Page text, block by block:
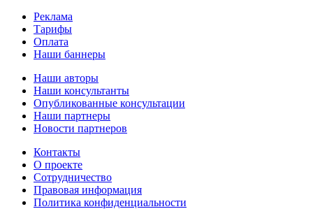
Реклама
Тарифы
Оплата
Наши баннеры
Наши авторы
Наши консультанты
Опубликованные консультации
Наши партнеры
Новости партнеров
Контакты
О проекте
Сотрудничество
Правовая информация
Политика конфиденциальности